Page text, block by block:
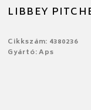
LIBBEY
Cikkszám: 4380236
Gyártó: Aps